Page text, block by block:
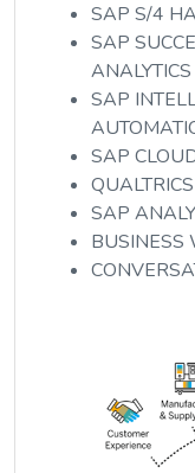
SAP S/4
SAP
ANALYTICS
SAP
SAP
QUALTRICS
SAP
BUSINESS